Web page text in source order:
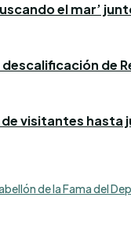
el mar’
de
visitantes hasta
de la Fama del